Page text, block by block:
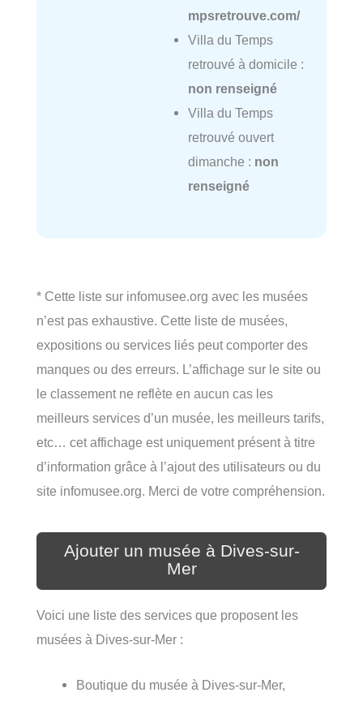
mpsretrouve.com/
Villa du Temps
retrouvé à domicile :
non renseigné
Villa du Temps
retrouvé ouvert
dimanche : non
renseigné
* Cette liste sur infomusee.org avec les musées
n’est pas exhaustive. Cette liste de musées,
expositions ou services liés peut comporter des
manques ou des erreurs. L’affichage sur le site ou
le classement ne reflète en aucun cas les
meilleurs services d’un musée, les meilleurs tarifs,
etc… cet affichage est uniquement présent à titre
d’information grâce à l’ajout des utilisateurs ou du
site infomusee.org. Merci de votre compréhension.
Ajouter un musée à Dives-sur-
Mer
Voici une liste des services que proposent les
musées à Dives-sur-Mer :
Boutique du musée à Dives-sur-Mer,